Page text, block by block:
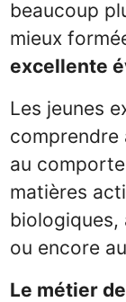
beaucoup
mieux
excellente
Les jeunes
comprendre
au
matières
biologiques,
ou encore
Le métier